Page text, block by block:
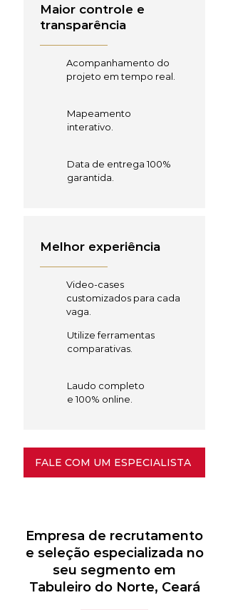
Maior controle e
transparência
Acompanhamento do
projeto em tempo real.
Mapeamento
interativo.
Data de entrega 100%
garantida.
Melhor experiência
Video-cases
customizados para cada
vaga.
Utilize ferramentas
comparativas.
Laudo completo
e 100% online.
FALE COM UM ESPECIALISTA
Empresa de recrutamento
e seleção especializada no
seu segmento em
Tabuleiro do Norte, Ceará